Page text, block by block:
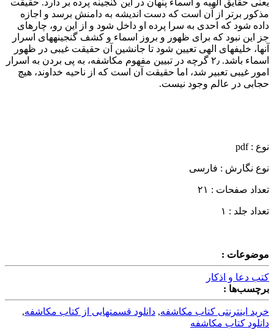
مذکور برتر از آن است که دست اندیشه به دامنش برسد و اجازه
داده شود که احدى به سرا پرده او داخل شود و از این رو، چاره‏اى
جز این نبود که براى ظهور و بروز اسماء و کشف گنجینه‏هاى اسرار
آن‏ها، خلیفه‏اى الهى تعیین شود تا جانشین آن حقیقت غیبى در ظهور
اسماء باشد. ۲٫ گرچه در تبیین مفهوم مکاشفه، به پى بردن به اسرار
امور غیبى تعبیر شد، اما حقیقت آن است که از ناحیه خداوند، هیچ
حجابى در عالم وجود نیست.
نوع : pdf
نوع نگارش : فارسی
تعداد صفحات : ۲۱
تعداد جلد : ۱
موضوعات :
کتب دعا و اذکار
برچسب‌ها :
خرید اینترنتی کتاب مکاشفه, دانلود قسمتهایی از کتاب مکاشفه,
دانلود کتاب مکاشفه